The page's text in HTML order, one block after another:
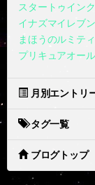
スタートゥイン
イナズマイレブ
まほうのルミテ
プリキュアオー
月別エントリ
タグ一覧
ブログトップ